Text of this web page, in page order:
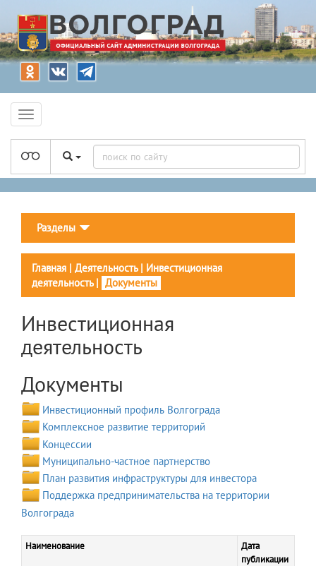
Разделы
Главная | Деятельность| Инвестиционная
деятельность| Документы
Инвестиционная
деятельность
Документы
Инвестиционный профиль Волгограда
Комплексное развитие территорий
Концессии
Муниципально-частное партнерство
План развития инфраструктуры для инвестора
Поддержка предпринимательства на территории
Волгограда
Наименование
Дата
публикации